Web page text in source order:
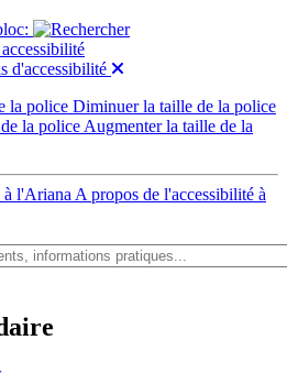
d'accessibilité
Diminuer la taille de la police
Augmenter la taille de la
A propos de l'accessibilité à